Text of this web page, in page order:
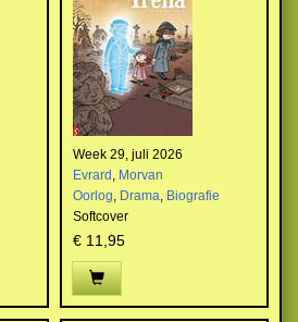
Week 29, juli 2026
Evrard , Morvan
Oorlog, Drama, Biografie
Softcover
€ 11,95